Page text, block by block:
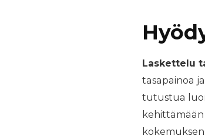
Laskettelu
tasapainoa
tutustua